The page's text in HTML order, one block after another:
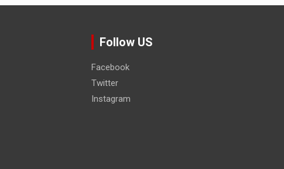
Follow US
Facebook
Twitter
Instagram